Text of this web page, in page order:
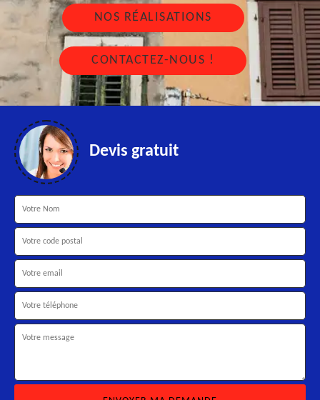
NOS RÉALISATIONS
CONTACTEZ-NOUS !
Devis gratuit